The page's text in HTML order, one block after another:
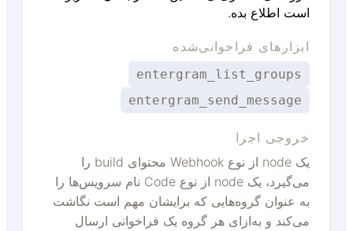
است اطلاع بده.
ابزارهای فراخوانی‌شده
entergram_list_groups
entergram_send_message
خروجی اجرا
یک node از نوع Webhook محتوای build را
می‌گیرد، یک node از نوع Code نام سرویس‌ها را
به عنوان گروه‌هایی که برایشان مهم است نگاشت
می‌کند و به‌ازای هر گروه یک فراخوانی ارسال